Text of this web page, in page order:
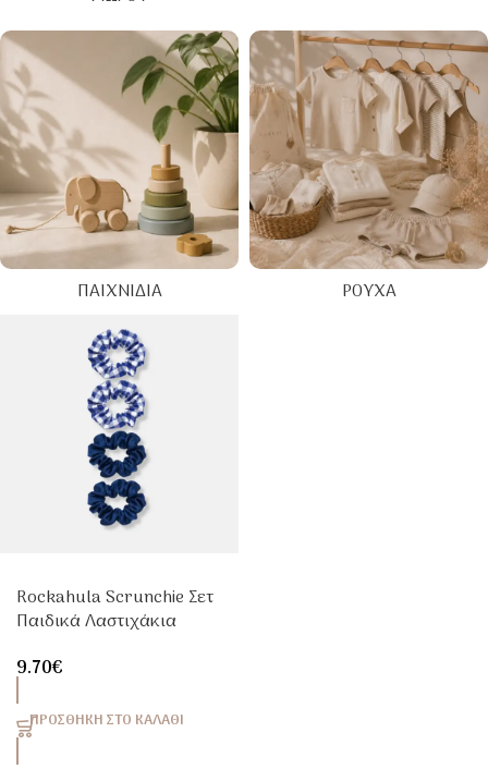
ΠΑΙΧΝΊΔΙΑ ΡΟΎΧΑ
Rockahula Scrunchie Σετ
Παιδικά Λαστιχάκια
9.70€
ΠΡΟΣΘΉΚΗ ΣΤΟ ΚΑΛΆΘΙ